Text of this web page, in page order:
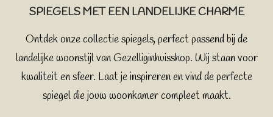
SPIEGELS MET EEN LANDELIJKE CHARME
Ontdek onze collectie spiegels, perfect passend bij de
landelijke woonstijl van Gezelliginhuisshop. Wij staan voor
kwaliteit en sfeer. Laat je inspireren en vind de perfecte
spiegel die jouw woonkamer compleet maakt.